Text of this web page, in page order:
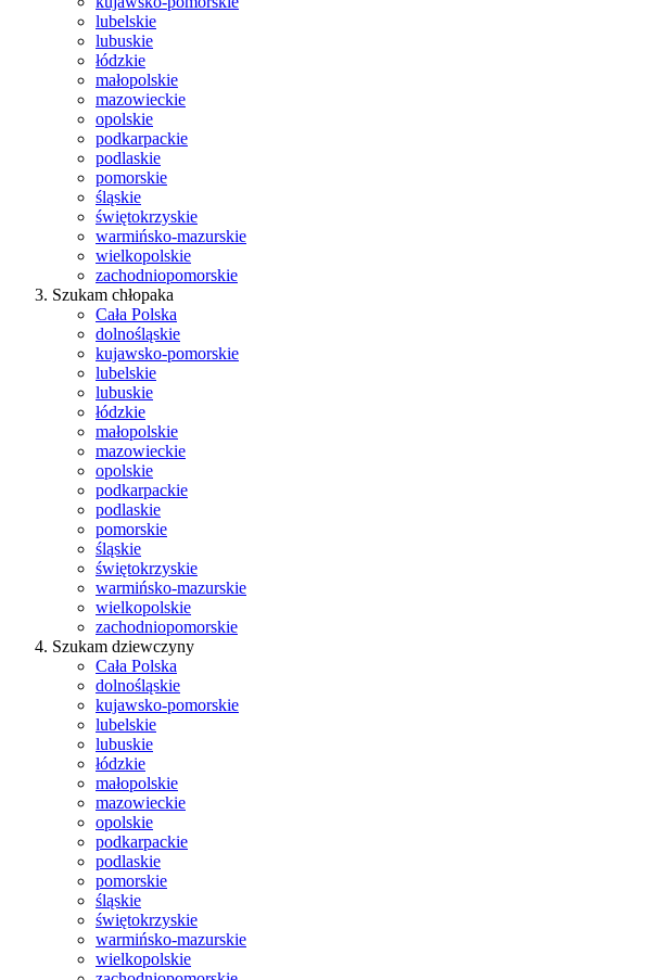
lubelskie
lubuskie
łódzkie
małopolskie
mazowieckie
opolskie
podkarpackie
podlaskie
pomorskie
śląskie
świętokrzyskie
warmińsko-mazurskie
wielkopolskie
zachodniopomorskie
Szukam chłopaka
Cała Polska
dolnośląskie
kujawsko-pomorskie
lubelskie
lubuskie
łódzkie
małopolskie
mazowieckie
opolskie
podkarpackie
podlaskie
pomorskie
śląskie
świętokrzyskie
warmińsko-mazurskie
wielkopolskie
zachodniopomorskie
Szukam dziewczyny
Cała Polska
dolnośląskie
kujawsko-pomorskie
lubelskie
lubuskie
łódzkie
małopolskie
mazowieckie
opolskie
podkarpackie
podlaskie
pomorskie
śląskie
świętokrzyskie
warmińsko-mazurskie
wielkopolskie